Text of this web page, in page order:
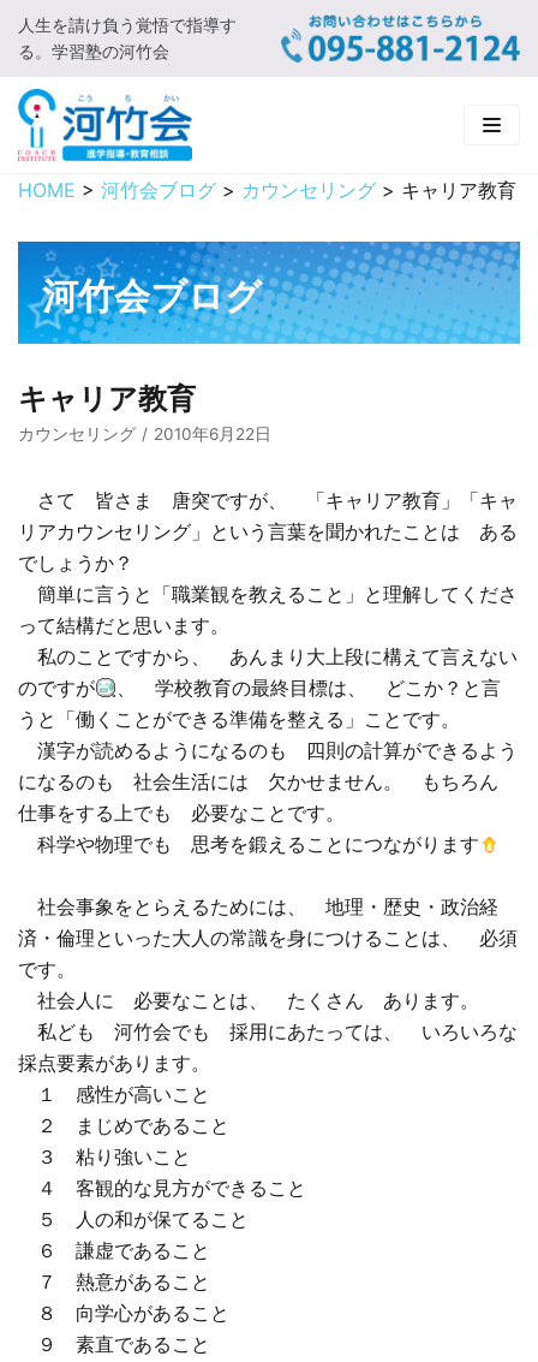
コ
ン
テ
ン
ツ
に
キ
プ
人生を請け負う覚悟で指導す
る。学習塾の河竹会
HOME
新着情報
□ お知らせ
河竹会について
□ 河竹会について
□ よくあるご質問
□ 小学部
□ 高校部
□ 有料体験指導
実 績
□ 2019年合格体験記
HOME > 河竹会ブログ > カウンセリング > キャリア教育
河竹会ブログ
キャリア教育
カウンセリング 2010年6月22日
さて 皆さま 唐突ですが、 「キャリア教育」「キャ
リアカウンセリング」という言葉を聞かれたことは ある
でしょうか？
簡単に言うと「職業観を教えること」と理解してくださ
って結構だと思います。
私のことですから、 あんまり大上段に構えて言えない
のですが
、 学校教育の最終目標は、 どこか？と言
うと「働くことができる準備を整える」ことです。
漢字が読めるようになるのも 四則の計算ができるよう
になるのも 社会生活には 欠かせません。 もちろん
仕事をする上でも 必要なことです。
科学や物理でも 思考を鍛えることにつながります
社会事象をとらえるためには、 地理・歴史・政治経
済・倫理といった大人の常識を身につけることは、 必須
です。
社会人に 必要なことは、 たくさん あります。
私ども 河竹会でも 採用にあたっては、 いろいろな
採点要素があります。
１ 感性が高いこと
２ まじめであること
３ 粘り強いこと
４ 客観的な見方ができること
５ 人の和が保てること
６ 謙虚であること
７ 熱意があること
８ 向学心があること
９ 素直であること